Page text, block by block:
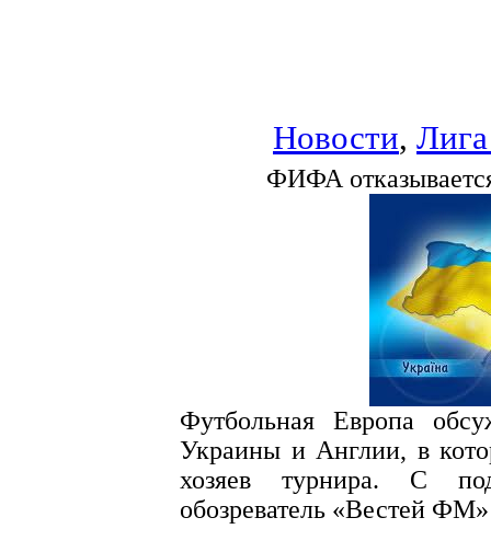
Новости,
ФИФА
Футбольная Европа
Украины и Англии, в
хозяев турнира. С
обозреватель «Вестей